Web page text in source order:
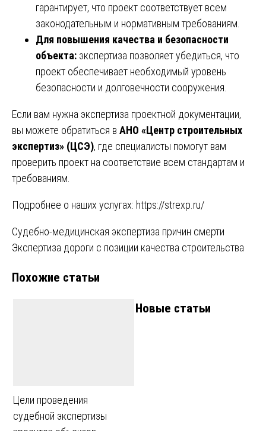
гарантирует, что проект соответствует всем
законодательным и нормативным требованиям.
Для повышения качества и безопасности
объекта: экспертиза позволяет убедиться, что
проект обеспечивает необходимый уровень
безопасности и долговечности сооружения.
Если вам нужна экспертиза проектной документации,
вы можете обратиться в АНО «Центр строительных
экспертиз» (ЦСЭ), где специалисты помогут вам
проверить проект на соответствие всем стандартам и
требованиям.
Подробнее о наших услугах: https://strexp.ru/
Навигация
записям
Судебно-медицинская экспертиза причин смерти
Экспертиза дороги с позиции качества строительства
Похожие статьи
Цели проведения
судебной экспертизы
Новые статьи